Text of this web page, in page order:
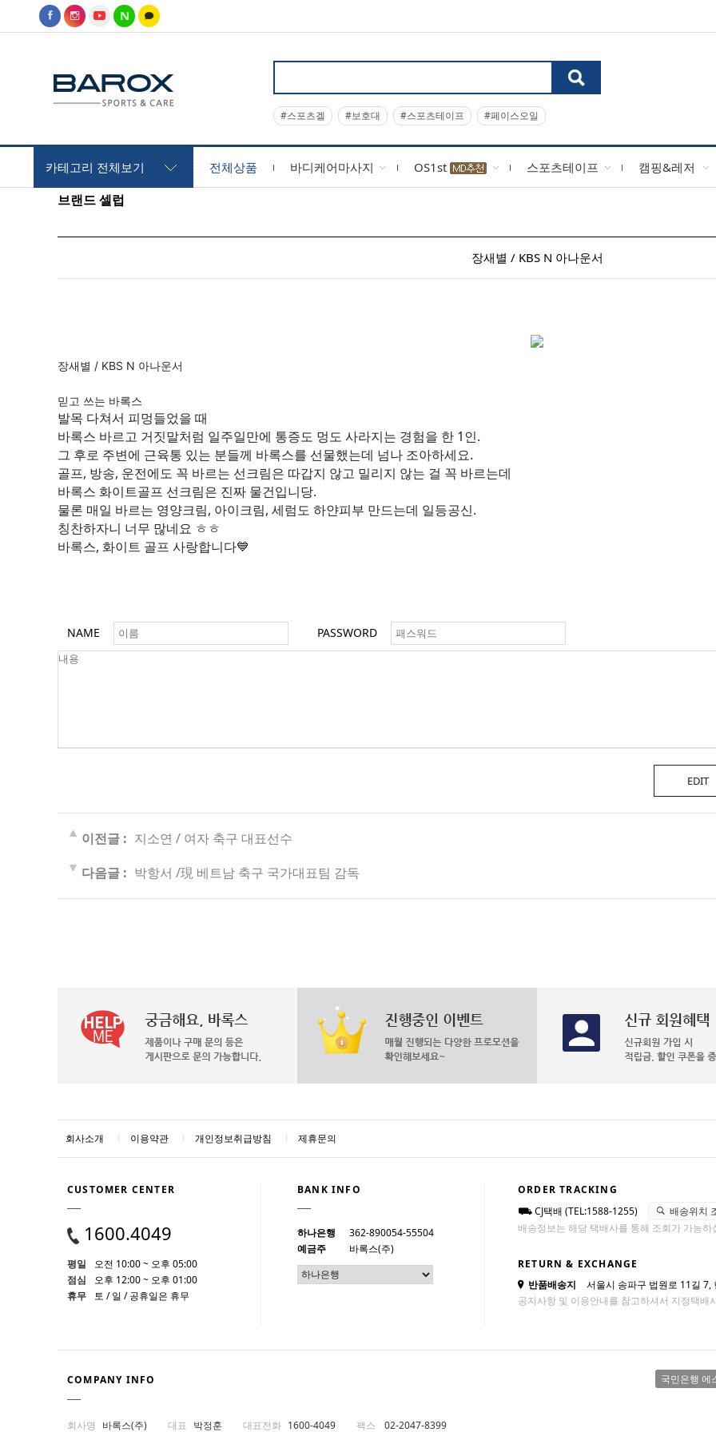
#스포츠겔 #보호대 #스포츠테이프 #페이스오일
카테고리 전체보기 전체상품 바디케어마사지 OS1st 스포츠테이프 캠핑&레저
브랜드 셀럽
장새별 / KBS N 아나운서
장새별 / KBS N 아나운서
믿고 쓰는 바록스
발목 다쳐서 피멍들었을 때
바록스 바르고 거짓말처럼 일주일만에 통증도 멍도 사라지는 경험을 한 1인.
그 후로 주변에 근육통 있는 분들께 바록스를 선물했는데 넘나 조아하세요.
골프, 방송, 운전에도 꼭 바르는 선크림은 따갑지 않고 밀리지 않는 걸 꼭 바르는데
바록스 화이트골프 선크림은 진짜 물건입니당.
물론 매일 바르는 영양크림, 아이크림, 세럼도 하얀피부 만드는데 일등공신.
칭찬하자니 너무 많네요 ㅎㅎ
바록스, 화이트 골프 사랑합니다💙
NAME PASSWORD
EDIT
이전글 : 지소연 / 여자 축구 대표선수
다음글 : 박항서 /現 베트남 축구 국가대표팀 감독
회사소개 이용약관 개인정보취급방침 제휴문의
CUSTOMER CENTER
1600.4049
평일
오전 10:00 ~ 오후 05:00
점심
오후 12:00 ~ 오후 01:00
휴무
토 / 일 / 공휴일은 휴무
BANK INFO
하나은행
362-890054-55504
예금주
바록스(주)
ORDER TRACKING
CJ택배 (TEL:1588-1255)
배송위치
배송정보는 해당 택배사를 통해 조회가 가능하
RETURN & EXCHANGE
반품배송지
서울시 송파구 법원로 11길
공지사항 및 이용안내를 참고하셔서 지정택배
COMPANY INFO
회사명 바록스(주) 대표 박정훈 대표전화 1600-4049 팩스 02-2047-8399
국민은행 에